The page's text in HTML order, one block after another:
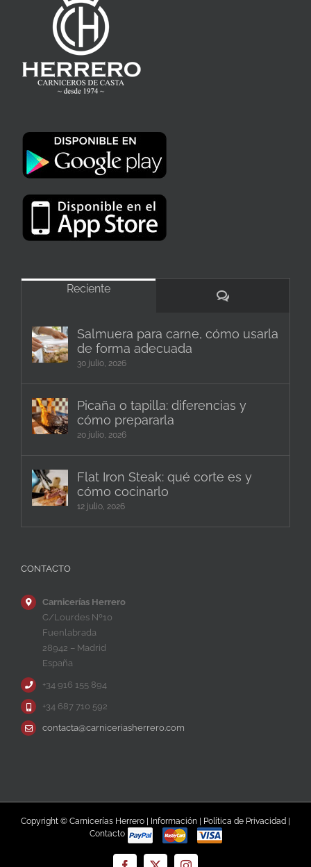
Reciente
Comentarios
Salmuera para carne, cómo usarla
de forma adecuada
30 julio, 2026
Picaña o tapilla: diferencias y
cómo prepararla
20 julio, 2026
Flat Iron Steak: qué corte es y
cómo cocinarlo
12 julio, 2026
CONTACTO
Carnicerías Herrero
C/Lourdes Nº10
Fuenlabrada
28942 – Madrid
España
+34 916 155 894
+34 687 710 592
contacta@carniceriasherrero.com
Copyright © Carnicerías Herrero | Información | Política de Privacidad |
Contacto